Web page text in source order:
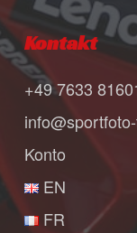
Kontakt
+49 7633
Konto
EN
FR